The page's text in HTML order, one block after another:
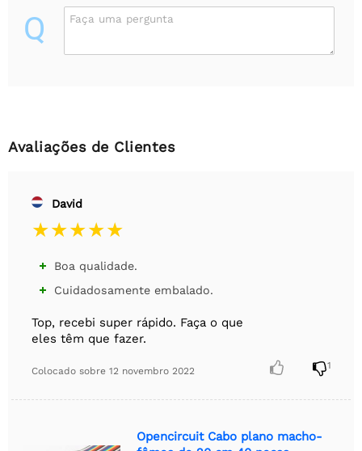
Q Faça uma pergunta
Avaliações de Clientes
David
 Boa qualidade.
 Cuidadosamente embalado.
Top, recebi super rápido. Faça o que
eles têm que fazer.
Colocado sobre 12 novembro 2022  1
Opencircuit Cabo plano macho-